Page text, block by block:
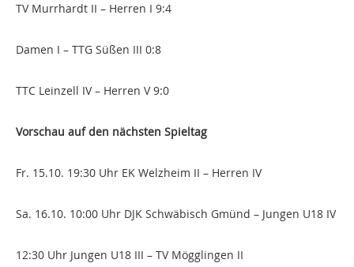
TV Murrhardt II – Herren I 9:4
Damen I – TTG Süßen III 0:8
TTC Leinzell IV – Herren V 9:0
Vorschau auf den nächsten Spieltag
Fr. 15.10. 19:30 Uhr EK Welzheim II – Herren IV
Sa. 16.10. 10:00 Uhr DJK Schwäbisch Gmünd – Jungen U18 IV
12:30 Uhr Jungen U18 III – TV Mögglingen II